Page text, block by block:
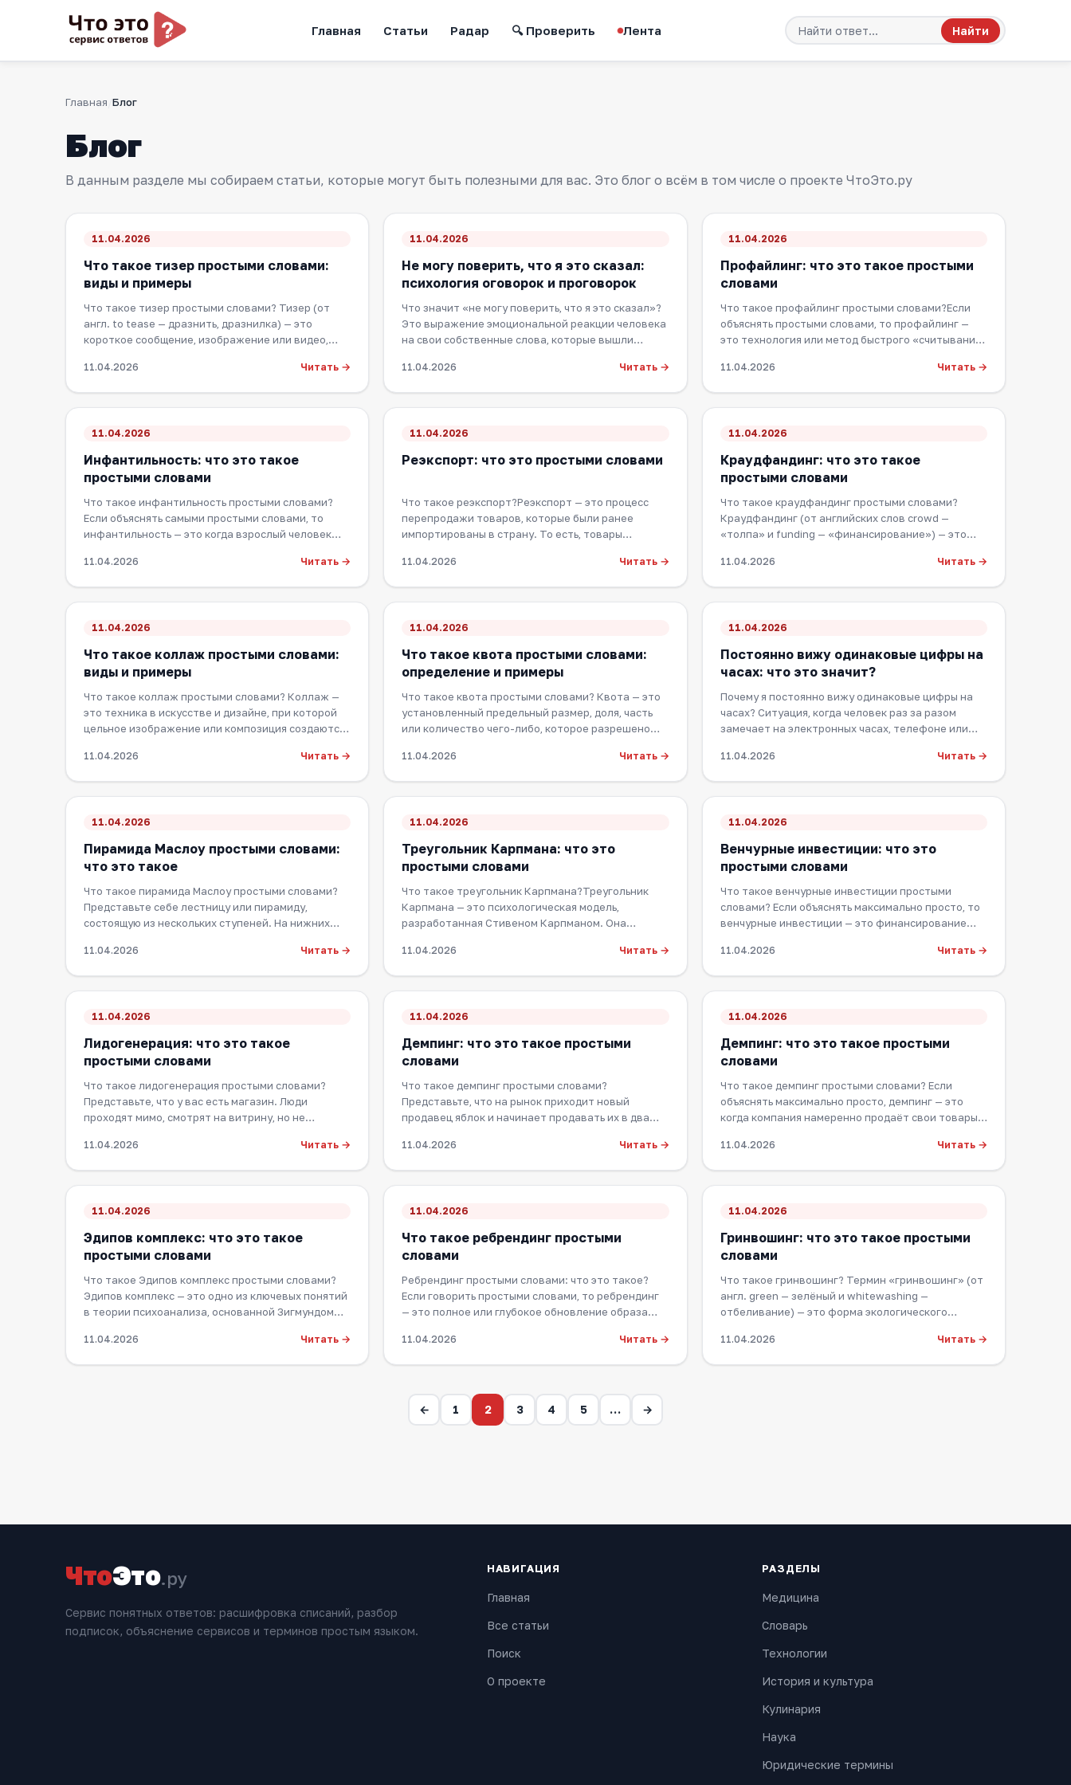
Главная Статьи Радар 🔍 Проверить Лента Найти
Главная Блог
Блог
В данным разделе мы собираем статьи, которые могут быть полезными для вас. Это блог о всём в том числе о проекте ЧтоЭто.ру
11.04.2026
Что такое тизер простыми словами:
виды и примеры
Что такое тизер простыми словами? Тизер (от
англ. to tease — дразнить, дразнилка) — это
короткое сообщение, изображение или видео,
11.04.2026 Читать →
11.04.2026
Не могу поверить, что я это сказал:
психология оговорок и проговорок
Что значит «не могу поверить, что я это сказал»?
Это выражение эмоциональной реакции человека
на свои собственные слова, которые вышли
11.04.2026 Читать →
11.04.2026
Профайлинг: что это такое простыми
словами
Что такое профайлинг простыми словами?Если
объяснять простыми словами, то профайлинг —
это технология или метод быстрого «считывания»
11.04.2026 Читать →
11.04.2026
Инфантильность: что это такое
простыми словами
Что такое инфантильность простыми словами?
Если объяснять самыми простыми словами, то
инфантильность — это когда взрослый человек
11.04.2026 Читать →
11.04.2026
Реэкспорт: что это простыми словами
Что такое реэкспорт?Реэкспорт — это процесс
перепродажи товаров, которые были ранее
импортированы в страну. То есть, товары
11.04.2026 Читать →
11.04.2026
Краудфандинг: что это такое
простыми словами
Что такое краудфандинг простыми словами?
Краудфандинг (от английских слов crowd —
«толпа» и funding — «финансирование») — это
11.04.2026 Читать →
11.04.2026
Что такое коллаж простыми словами:
виды и примеры
Что такое коллаж простыми словами? Коллаж —
это техника в искусстве и дизайне, при которой
цельное изображение или композиция создаются
11.04.2026 Читать →
11.04.2026
Что такое квота простыми словами:
определение и примеры
Что такое квота простыми словами? Квота — это
установленный предельный размер, доля, часть
или количество чего-либо, которое разрешено
11.04.2026 Читать →
11.04.2026
Постоянно вижу одинаковые цифры на
часах: что это значит?
Почему я постоянно вижу одинаковые цифры на
часах? Ситуация, когда человек раз за разом
замечает на электронных часах, телефоне или
11.04.2026 Читать →
11.04.2026
Пирамида Маслоу простыми словами:
что это такое
Что такое пирамида Маслоу простыми словами?
Представьте себе лестницу или пирамиду,
состоящую из нескольких ступеней. На нижних
11.04.2026 Читать →
11.04.2026
Треугольник Карпмана: что это
простыми словами
Что такое треугольник Карпмана?Треугольник
Карпмана — это психологическая модель,
разработанная Стивеном Карпманом. Она
11.04.2026 Читать →
11.04.2026
Венчурные инвестиции: что это
простыми словами
Что такое венчурные инвестиции простыми
словами? Если объяснять максимально просто, то
венчурные инвестиции — это финансирование
11.04.2026 Читать →
11.04.2026
Лидогенерация: что это такое
простыми словами
Что такое лидогенерация простыми словами?
Представьте, что у вас есть магазин. Люди
проходят мимо, смотрят на витрину, но не
11.04.2026 Читать →
11.04.2026
Демпинг: что это такое простыми
словами
Что такое демпинг простыми словами?
Представьте, что на рынок приходит новый
продавец яблок и начинает продавать их в два
11.04.2026 Читать →
11.04.2026
Демпинг: что это такое простыми
словами
Что такое демпинг простыми словами? Если
объяснять максимально просто, демпинг — это
когда компания намеренно продаёт свои товары
11.04.2026 Читать →
11.04.2026
Эдипов комплекс: что это такое
простыми словами
Что такое Эдипов комплекс простыми словами?
Эдипов комплекс — это одно из ключевых понятий
в теории психоанализа, основанной Зигмундом
11.04.2026 Читать →
11.04.2026
Что такое ребрендинг простыми
словами
Ребрендинг простыми словами: что это такое?
Если говорить простыми словами, то ребрендинг
— это полное или глубокое обновление образа
11.04.2026 Читать →
11.04.2026
Гринвошинг: что это такое простыми
словами
Что такое гринвошинг? Термин «гринвошинг» (от
англ. green — зелёный и whitewashing —
отбеливание) — это форма экологического
11.04.2026 Читать →
← 1 2 3 4 5 … →
ЧтоЭто.ру
Сервис понятных ответов: расшифровка списаний, разбор
подписок, объяснение сервисов и терминов простым языком.
НАВИГАЦИЯ
Главная
Все статьи
Поиск
О проекте
РАЗДЕЛЫ
Медицина
Словарь
Технологии
История и культура
Кулинария
Наука
Юридические термины